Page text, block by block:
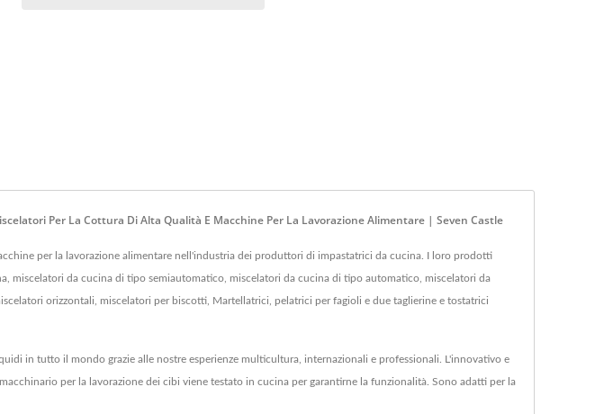
Per La Cottura Di Alta Qualità E Macchine Per La Lavorazione Alimentare | Seven Castle
per la lavorazione alimentare nell'industria dei produttori di impastatrici da cucina. I loro prodotti
miscelatori da cucina di tipo semiautomatico, miscelatori da cucina di tipo automatico, miscelatori da
orizzontali, miscelatori per biscotti, Martellatrici, pelatrici per fagioli e due taglierine e tostatrici
in tutto il mondo grazie alle nostre esperienze multicultura, internazionali e professionali. L'innovativo e
per la lavorazione dei cibi viene testato in cucina per garantirne la funzionalità. Sono adatti per la